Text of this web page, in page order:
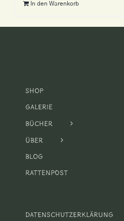
In den Warenkorb
Shop
Galerie
Bücher
Über
Blog
Rattenpost
Datenschutzerklärung